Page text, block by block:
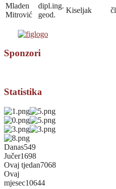
Mladen
Mitrović
dipl.ing.
geod.
Kiseljak
Sponzori
Statistika
Danas549
Jučer1698
Ovaj tjedan7068
Ovaj
mjesec10644